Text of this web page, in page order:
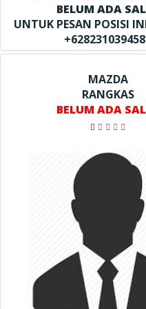
BELUM ADA
UNTUK PESAN POSISI
MAZDA
RANGKAS
BELUM ADA